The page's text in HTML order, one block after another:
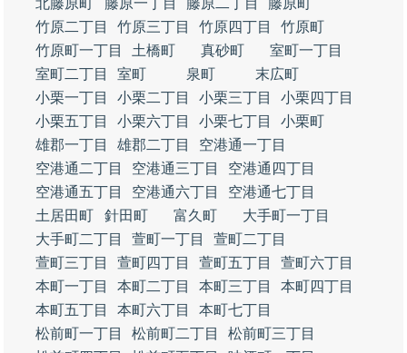
北藤原町 藤原一丁目 藤原二丁目
藤原町
竹原二丁目
竹原三丁目 竹原四丁目
竹原町
竹原町一丁目
土橋町 真砂町
室町一丁目
室町二丁目
室町 泉町
末広町
小栗一丁目
小栗二丁目 小栗三丁目
小栗四丁目
小栗五丁目
小栗六丁目 小栗七丁目
小栗町
雄郡一丁目
雄郡二丁目
空港通一丁目
空港通二丁目
空港通三丁目
空港通四丁目
空港通五丁目
空港通六丁目
空港通七丁目
土居田町
針田町 富久町
大手町一丁目
大手町二丁目
萱町一丁目
萱町二丁目
萱町三丁目
萱町四丁目 萱町五丁目
萱町六丁目
本町一丁目
本町二丁目 本町三丁目
本町四丁目
本町五丁目
本町六丁目
本町七丁目
松前町一丁目
松前町二丁目
松前町三丁目